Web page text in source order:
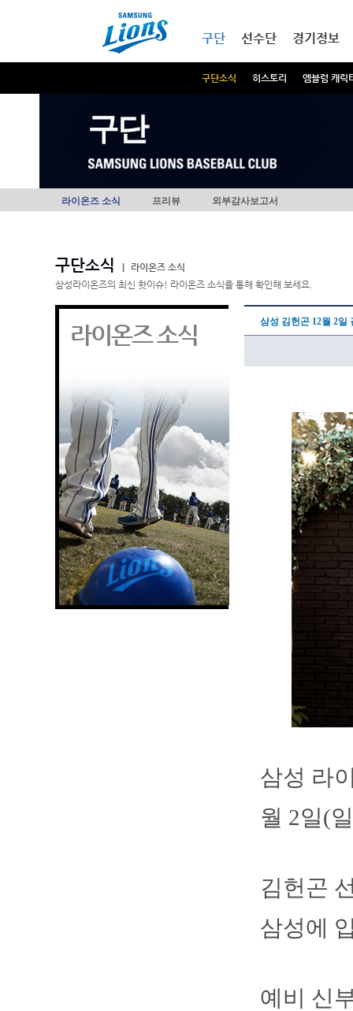
구단
구단소식 히스토리 엠블럼 캐릭
선수단 경기정보
구단
라이온즈 소식 프리뷰 외부감사보고서
구단소식
라이온즈 소식
삼성라이온즈의 최신 핫이슈! 라이온즈 소식을 통해 확인해 보세요.
라이온즈 소식 삼성 김헌곤 12월 2일
삼성 라
월 2일(
김헌곤
삼성에
예비 신